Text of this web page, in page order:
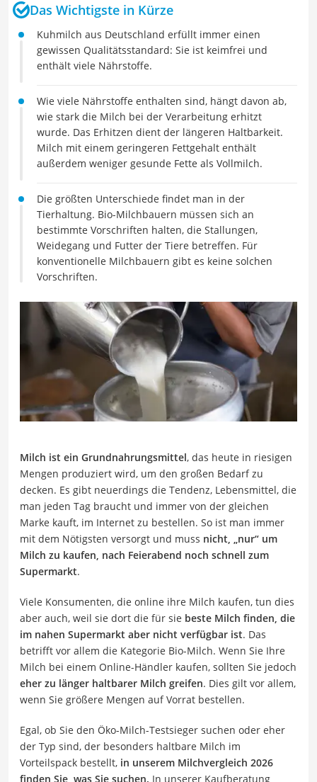
Das Wichtigste in Kürze
Kuhmilch aus Deutschland erfüllt immer einen
gewissen Qualitätsstandard: Sie ist keimfrei und
enthält viele Nährstoffe.
Wie viele Nährstoffe enthalten sind, hängt davon ab,
wie stark die Milch bei der Verarbeitung erhitzt
wurde. Das Erhitzen dient der längeren Haltbarkeit.
Milch mit einem geringeren Fettgehalt enthält
außerdem weniger gesunde Fette als Vollmilch.
Die größten Unterschiede findet man in der
Tierhaltung. Bio-Milchbauern müssen sich an
bestimmte Vorschriften halten, die Stallungen,
Weidegang und Futter der Tiere betreffen. Für
konventionelle Milchbauern gibt es keine solchen
Vorschriften.
Milch ist ein Grundnahrungsmittel, das heute in riesigen
Mengen produziert wird, um den großen Bedarf zu
decken. Es gibt neuerdings die Tendenz, Lebensmittel, die
man jeden Tag braucht und immer von der gleichen
Marke kauft, im Internet zu bestellen. So ist man immer
mit dem Nötigsten versorgt und muss nicht, „nur“ um
Milch zu kaufen, nach Feierabend noch schnell zum
Supermarkt.
Viele Konsumenten, die online ihre Milch kaufen, tun dies
aber auch, weil sie dort die für sie beste Milch finden, die
im nahen Supermarkt aber nicht verfügbar ist. Das
betrifft vor allem die Kategorie Bio-Milch. Wenn Sie Ihre
Milch bei einem Online-Händler kaufen, sollten Sie jedoch
eher zu länger haltbarer Milch greifen. Dies gilt vor allem,
wenn Sie größere Mengen auf Vorrat bestellen.
Egal, ob Sie den Öko-Milch-Testsieger suchen oder eher
der Typ sind, der besonders haltbare Milch im
Vorteilspack bestellt, in unserem Milchvergleich 2026
finden Sie, was Sie suchen. In unserer Kaufberatung